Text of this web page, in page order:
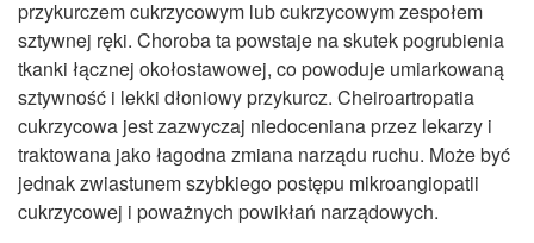
przykurczem cukrzycowym lub cukrzycowym zespołem
sztywnej ręki. Choroba ta powstaje na skutek pogrubienia
tkanki łącznej okołostawowej, co powoduje umiarkowaną
sztywność i lekki dłoniowy przykurcz. Cheiroartropatia
cukrzycowa jest zazwyczaj niedoceniana przez lekarzy i
traktowana jako łagodna zmiana narządu ruchu. Może być
jednak zwiastunem szybkiego postępu mikroangiopatii
cukrzycowej i poważnych powikłań narządowych.